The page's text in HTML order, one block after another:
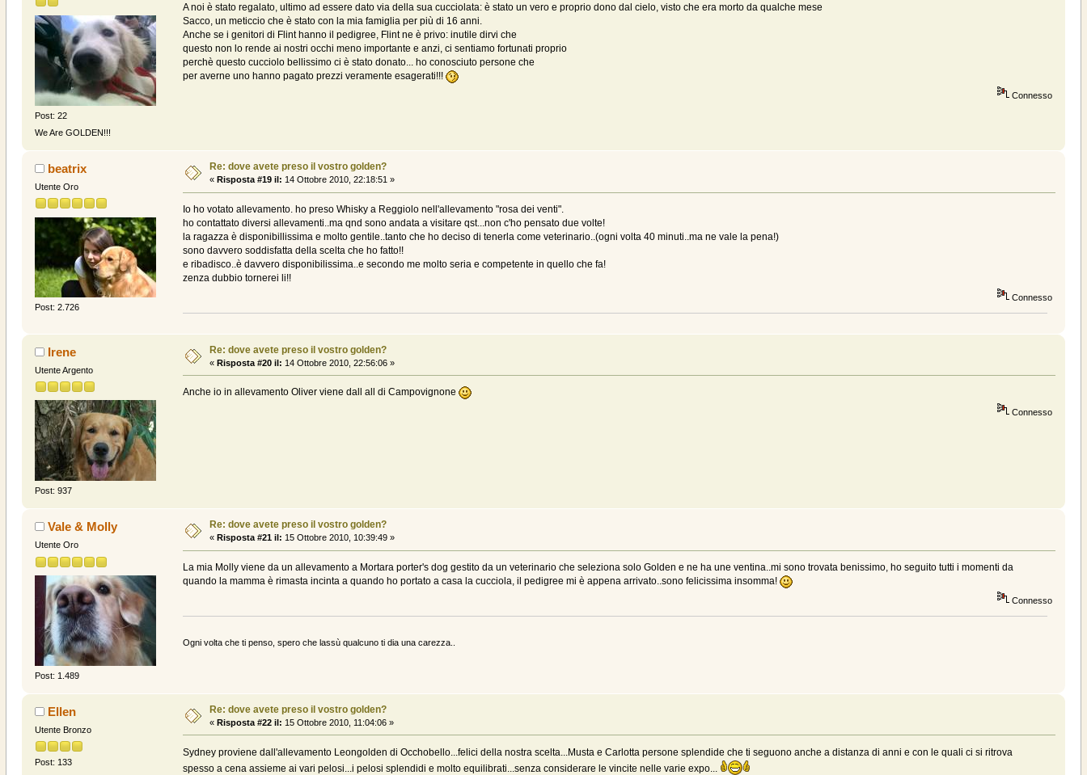
Post: 22
We Are GOLDEN!!!
A noi è stato regalato, ultimo ad essere dato via della sua cucciolata: è stato un vero e proprio dono dal cielo, visto che era morto da qualche mese
Sacco, un meticcio che è stato con la mia famiglia per più di 16 anni.
Anche se i genitori di Flint hanno il pedigree, Flint ne è privo: inutile dirvi che
questo non lo rende ai nostri occhi meno importante e anzi, ci sentiamo fortunati proprio
perchè questo cucciolo bellissimo ci è stato donato... ho conosciuto persone che
per averne uno hanno pagato prezzi veramente esagerati!!!
Connesso
beatrix
Utente Oro
Post: 2.726
Re: dove avete preso il vostro golden?
« Risposta #19 il: 14 Ottobre 2010, 22:18:51 »
Io ho votato allevamento. ho preso Whisky a Reggiolo nell'allevamento "rosa dei venti".
ho contattato diversi allevamenti..ma qnd sono andata a visitare qst...non c'ho pensato due volte!
la ragazza è disponibillissima e molto gentile..tanto che ho deciso di tenerla come veterinario..(ogni volta 40 minuti..ma ne vale la pena!)
sono davvero soddisfatta della scelta che ho fatto!!
e ribadisco..è davvero disponibilissima..e secondo me molto seria e competente in quello che fa!
zenza dubbio tornerei li!!
Connesso
Irene
Utente Argento
Post: 937
Re: dove avete preso il vostro golden?
« Risposta #20 il: 14 Ottobre 2010, 22:56:06 »
Anche io in allevamento Oliver viene dall all di Campovignone
Connesso
Vale & Molly
Utente Oro
Post: 1.489
Re: dove avete preso il vostro golden?
« Risposta #21 il: 15 Ottobre 2010, 10:39:49 »
La mia Molly viene da un allevamento a Mortara porter's dog gestito da un veterinario che seleziona solo Golden e ne ha une ventina..mi sono trovata benissimo, ho seguito tutti i momenti da
quando la mamma è rimasta incinta a quando ho portato a casa la cucciola, il pedigree mi è appena arrivato..sono felicissima insomma!
Connesso
Ogni volta che ti penso, spero che lassù qualcuno ti dia una carezza..
Ellen
Utente Bronzo
Post: 133
Re: dove avete preso il vostro golden?
« Risposta #22 il: 15 Ottobre 2010, 11:04:06 »
Sydney proviene dall'allevamento Leongolden di Occhobello...felici della nostra scelta...Musta e Carlotta persone splendide che ti seguono anche a distanza di anni e con le quali ci si ritrova
spesso a cena assieme ai vari pelosi...i pelosi splendidi e molto equilibrati...senza considerare le vincite nelle varie expo...